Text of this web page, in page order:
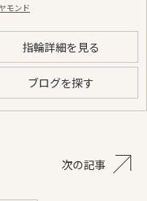
モンド
指輪詳細を見る
ブログを探す
次の記事